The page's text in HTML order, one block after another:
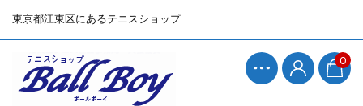
東京都江東区にあるテニスショップ
0